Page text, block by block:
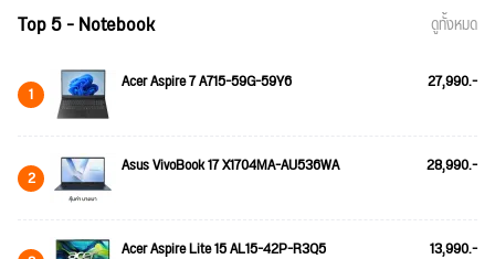
Top 5 - Notebook ดูทั้งหมด
1 Acer Aspire 7 A715-59G-59Y6 27,990.-
2 Asus VivoBook 17 X1704MA-AU536WA 28,990.-
Acer Aspire Lite 15 AL15-42P-R3Q5 13,990.-